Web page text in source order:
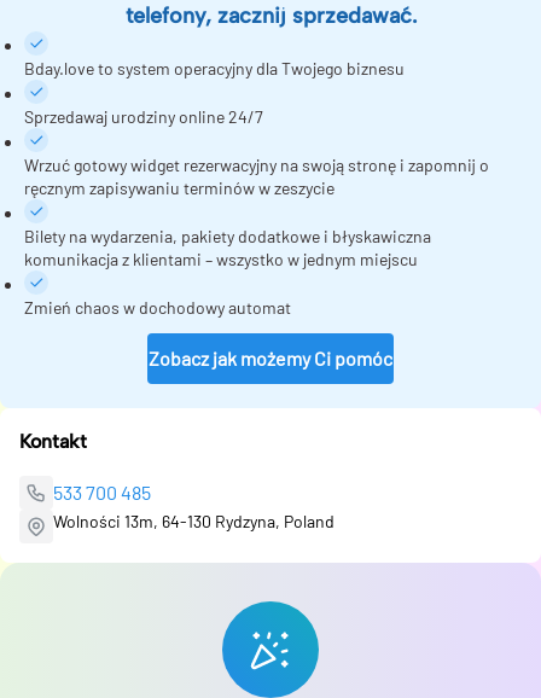
telefony, zacznij sprzedawać.
Bday.love to system operacyjny dla Twojego biznesu
Sprzedawaj urodziny online 24/7
Wrzuć gotowy widget rezerwacyjny na swoją stronę i zapomnij o
ręcznym zapisywaniu terminów w zeszycie
Bilety na wydarzenia, pakiety dodatkowe i błyskawiczna
komunikacja z klientami – wszystko w jednym miejscu
Zmień chaos w dochodowy automat
Zobacz jak możemy Ci pomóc
Kontakt
533 700 485
Wolności 13m, 64-130 Rydzyna, Poland